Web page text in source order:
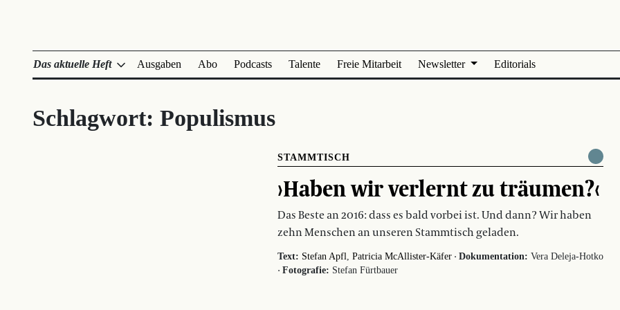
Das aktuelle Heft Ausgaben Abo Podcasts Talente Freie Mitarbeit Newsletter Editorials
Schlagwort: Populismus
STAMMTISCH
›Haben wir verlernt zu träumen?‹
Das Beste an 2016: dass es bald vorbei ist. Und dann? Wir haben
zehn Menschen an unseren Stammtisch geladen.
Text: Stefan Apfl Patricia McAllister-Käfer· Dokumentation: Vera Deleja-Hotko
· Fotografie: Stefan Fürtbauer